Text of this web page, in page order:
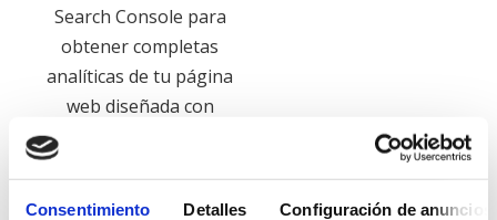
Consentimiento Detalles Configuración de anuncios
Search Console para
obtener completas
analíticas de tu página
web diseñada con